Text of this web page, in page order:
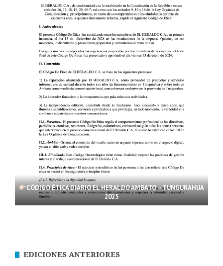
CÓDIGO ÉTICA DIARIO EL HERALDO AMBATO – TUNGURAHUA
2025
EDICIONES ANTERIORES